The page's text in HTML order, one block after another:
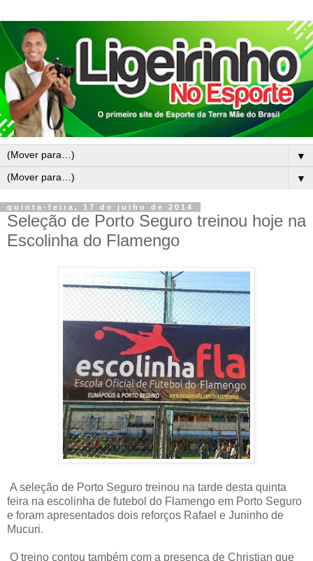
▼
▼
quinta-feira, 17 de julho de 2014
Seleção de Porto Seguro treinou hoje na
Escolinha do Flamengo
A seleção de Porto Seguro treinou na tarde desta quinta
feira na escolinha de futebol do Flamengo em Porto Seguro
e foram apresentados dois reforços Rafael e Juninho de
Mucuri.
O treino contou também com a presença de Christian que